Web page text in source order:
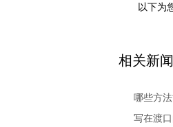
以下为
相关新闻
哪些方
写在渡